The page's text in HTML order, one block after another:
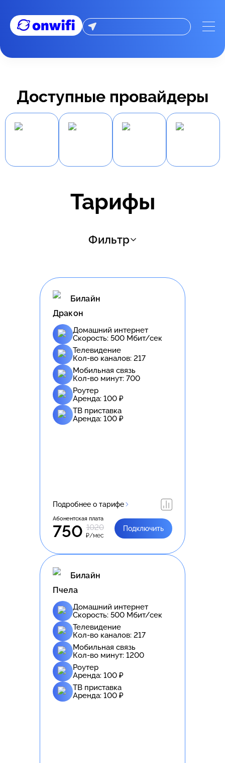
Доступные провайдеры
Тарифы
Фильтр
Билайн
Дракон
Домашний интернет
Скорость: 500 Мбит/сек
Телевидение
Кол-во каналов: 217
Мобильная связь
Кол-во минут: 700
Роутер
Аренда: 100 ₽
ТВ приставка
Аренда: 100 ₽
Подробнее о тарифе
Абонентская плата
750 1020
₽/мес
Подключить
Билайн
Пчела
Домашний интернет
Скорость: 500 Мбит/сек
Телевидение
Кол-во каналов: 217
Мобильная связь
Кол-во минут: 1200
Роутер
Аренда: 100 ₽
ТВ приставка
Аренда: 100 ₽